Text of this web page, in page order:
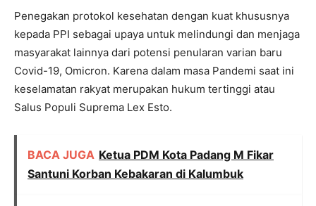
Penegakan protokol kesehatan dengan kuat khususnya
kepada PPI sebagai upaya untuk melindungi dan menjaga
masyarakat lainnya dari potensi penularan varian baru
Covid-19, Omicron. Karena dalam masa Pandemi saat ini
keselamatan rakyat merupakan hukum tertinggi atau
Salus Populi Suprema Lex Esto.
BACA JUGA Ketua PDM Kota Padang M Fikar
Santuni Korban Kebakaran di Kalumbuk